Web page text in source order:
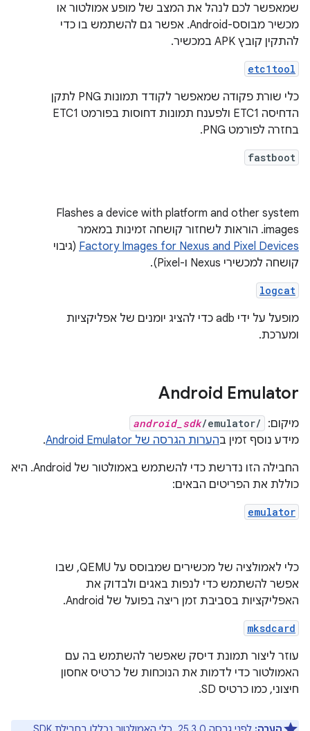
שמאפשר לכם לנהל את המצב של מופע אמולטור או
מכשיר מבוסס-Android. אפשר גם להשתמש בו כדי
להתקין קובץ APK במכשיר.
etc1tool
כלי שורת פקודה שמאפשר לקודד תמונות PNG לתקן
הדחיסה ETC1 ולפענח תמונות דחוסות בפורמט ETC1
בחזרה לפורמט PNG.
fastboot
Flashes a device with platform and other system
images. הוראות לשחזור קושחה זמינות במאמר
Factory Images for Nexus and Pixel Devices (גיבוי
קושחה למכשירי Nexus ו-Pixel).
logcat
מופעל על ידי adb כדי להציג יומנים של אפליקציות
ומערכת.
Android Emulator
מיקום: android_sdk/emulator/
מידע נוסף זמין בהערות הגרסה של Android Emulator
.
החבילה הזו נדרשת כדי להשתמש באמולטור של Android. היא
כוללת את הפריטים הבאים:
emulator
כלי לאמולציה של מכשירים שמבוסס על QEMU, שבו
אפשר להשתמש כדי לנפות באגים ולבדוק את
האפליקציות בסביבת זמן ריצה בפועל של Android.
mksdcard
עוזר ליצור תמונת דיסק שאפשר להשתמש בה עם
האמולטור כדי לדמות את הנוכחות של כרטיס אחסון
חיצוני, כמו כרטיס SD.